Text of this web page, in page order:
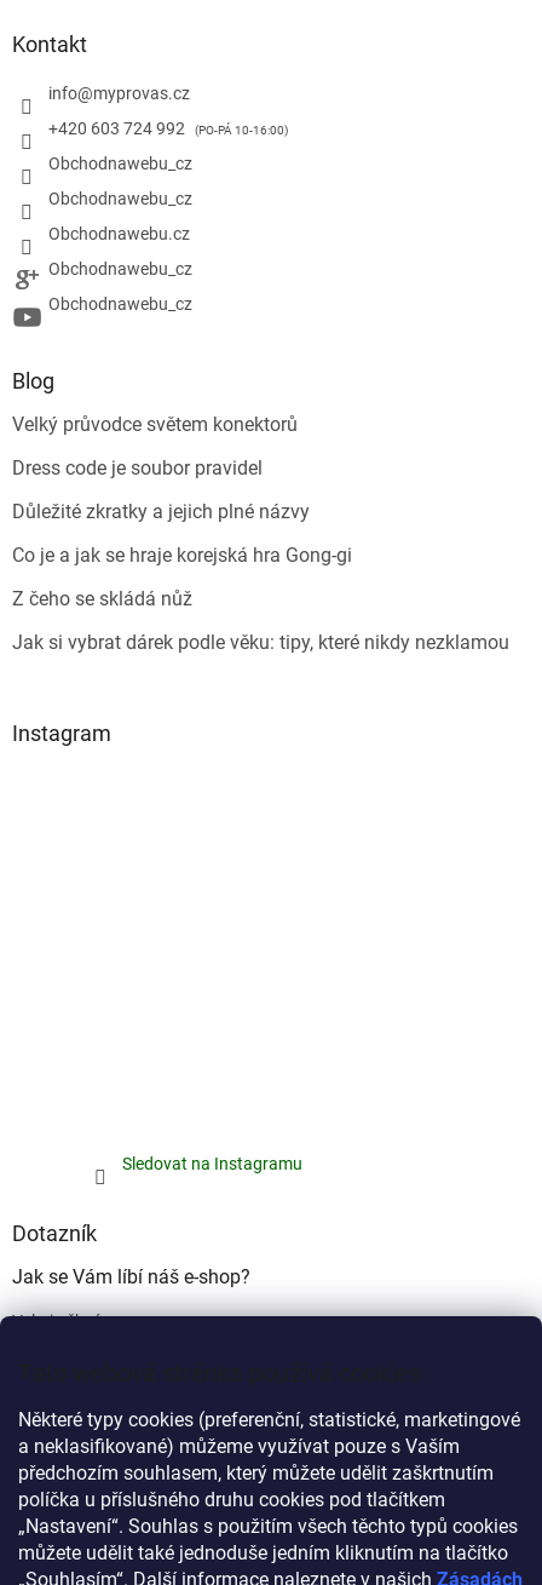
Tato webová stránka používá cookies
Některé typy cookies (preferenční, statistické, marketingové
a neklasifikované) můžeme využívat pouze s Vaším
předchozím souhlasem, který můžete udělit zaškrtnutím
políčka u příslušného druhu cookies pod tlačítkem
„Nastavení“. Souhlas s použitím všech těchto typů cookies
můžete udělit také jednoduše jedním kliknutím na tlačítko
„Souhlasím“. Další informace naleznete v našich Zásadách
Kontakt
info@myprovas.cz
+420 603 724 992
Obchodnawebu_cz
Obchodnawebu_cz
Obchodnawebu.cz
Obchodnawebu_cz
Obchodnawebu_cz
Blog
Velký průvodce světem konektorů
Dress code je soubor pravidel
Důležité zkratky a jejich plné názvy
Co je a jak se hraje korejská hra Gong-gi
Z čeho se skládá nůž
Jak si vybrat dárek podle věku: tipy, které nikdy nezklamou
Instagram
Sledovat na Instagramu
Dotazník
Jak se Vám líbí náš e-shop?
Velmi pěkný
Ujde to
Nelíbí se mi
Počet hlasů:340
Myprovas.cz Obchodnawebu.cz